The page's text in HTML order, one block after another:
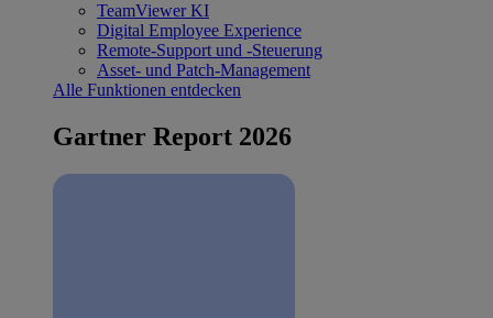
TeamViewer KI
Digital Employee Experience
Remote-Support und -Steuerung
Asset- und Patch-Management
Alle Funktionen entdecken
Gartner Report 2026